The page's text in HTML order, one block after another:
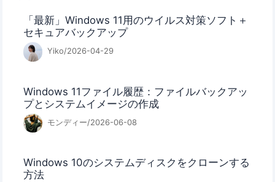
「最新」Windows 11用のウイルス対策ソフト＋
セキュアバックアップ
Yiko/2026-04-29
Windows 11ファイル履歴：ファイルバックアッ
プとシステムイメージの作成
モンディー/2026-06-08
Windows 10のシステムディスクをクローンする
方法